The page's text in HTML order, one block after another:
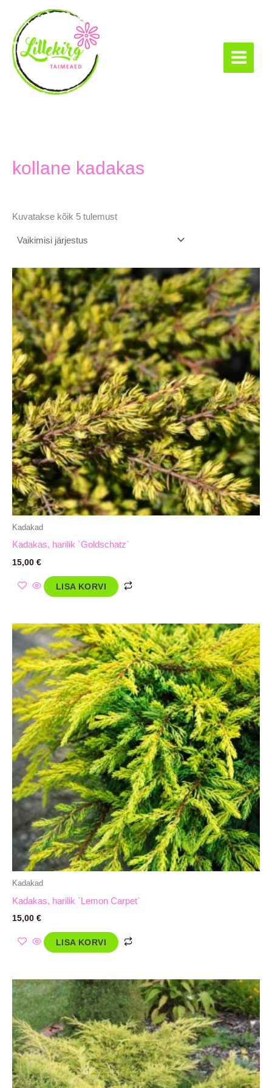
content
kollane kadakas
Kuvatakse kõik 5 tulemust
Kadakad
Kadakas, harilik `Goldschatz`
15,00 €
LISA KORVI
Kadakad
Kadakas, harilik `Lemon Carpet`
15,00 €
LISA KORVI